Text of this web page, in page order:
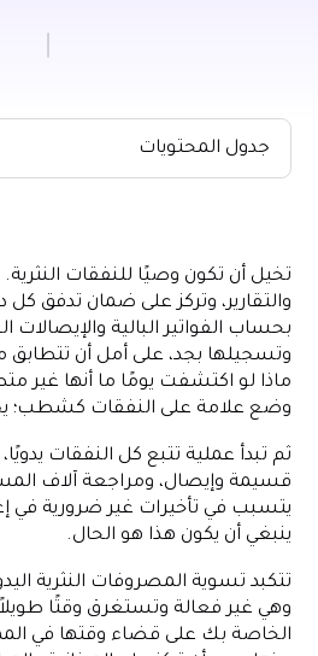
جدول المحتويات
كم مرة يجب التوفيق بين المصروفات
تحديات التسوية اليدوية للمصروفات
نهج حديث لإدارة تسوية المصروفات
قم بتبسيط تسوية المصروفات النثرية
تخيل أن تكون وصيًا للنفقات النثرية.
والتقارير، وتركز على ضمان تدفق
بحساب الفواتير البالية والإيصالات
وتسجيلها بجد، على أمل أن تتطابق
ماذا لو اكتشفت يومًا ما أنها غير
وضع علامة على النفقات كشطب؛
ثم تبدأ عملية تتبع كل النفقات
قسيمة وإيصال، ومراجعة آلاف
يتسبب في تأخيرات غير ضرورية في
ينبغي أن يكون هذا هو الحال.
تتكبد تسوية المصروفات النثرية
وهي غير فعالة وتستغرق وقتًا
الخاصة بك على قضاء وقتها في